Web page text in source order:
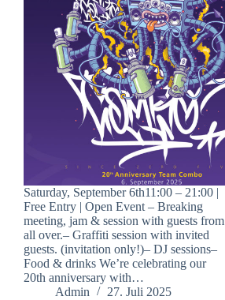
Saturday, September 6th11:00 – 21:00 |
Free Entry | Open Event – Breaking
meeting, jam & session with guests from
all over.– Graffiti session with invited
guests. (invitation only!)– DJ sessions–
Food & drinks We’re celebrating our
20th anniversary with…
Admin
27. Juli 2025